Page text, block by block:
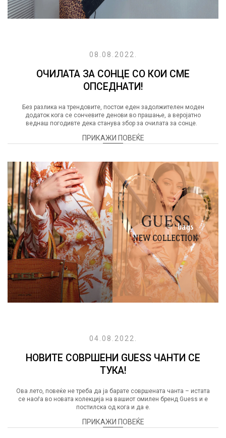
08.08.2022.
ОЧИЛАТА ЗА СОНЦЕ СО КОИ СМЕ
ОПСЕДНАТИ!
Без разлика на трендовите, постои еден задолжителен моден
додаток кога се сончевите денови во прашање, а веројатно
веднаш погодивте дека станува збор за очилата за сонце.
ПРИКАЖИ ПОВЕЌЕ
04.08.2022.
НОВИТЕ СОВРШЕНИ GUESS ЧАНТИ СЕ
ТУКА!
Ова лето, повеќе не треба да ја барате совршената чанта – истата
се наоѓа во новата колекција на вашиот омилен бренд Guess и е
постилска од кога и да е.
ПРИКАЖИ ПОВЕЌЕ